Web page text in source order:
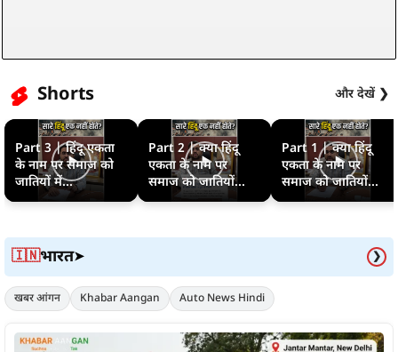
Shorts और देखें ❯
Part 3 | हिंदू एकता
के नाम पर समाज को
जातियों में...
Part 2 | क्या हिंदू
एकता के नाम पर
समाज को जातियों...
Part 1 | क्या हिंदू
एकता के नाम पर
समाज को जातियों...
🇮🇳भारत➤ ❯
खबर आंगन Khabar Aangan Auto News Hindi